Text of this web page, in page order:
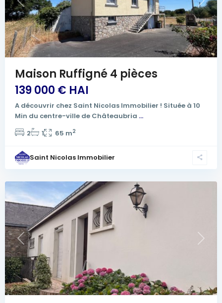
Previous Next
Maison Ruffigné 4 pièces
139 000 € HAI
A découvrir chez Saint Nicolas Immobilier ! Située à 10
Min du centre-ville de Châteaubria ...
2
1 65 m2
Saint Nicolas Immobilier
Previous Next